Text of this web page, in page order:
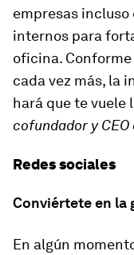
empresas
internos para
oficina.
cada vez más, la
hará que te vuele
cofundador y
Redes sociales
Conviértete en la
En algún